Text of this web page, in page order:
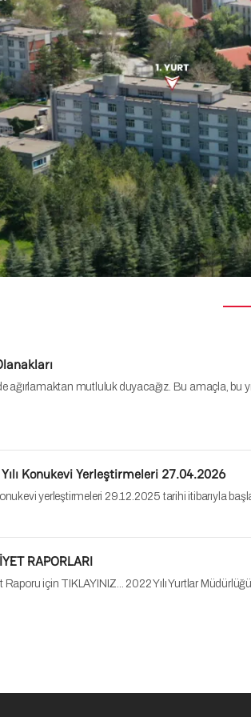
ağırlamaktan mutluluk duyacağız. Bu amaçla,
Konukevi Yerleştirmeleri 27.04.2026
yerleştirmeleri 29.12.2025 tarihi itibarıyla
RAPORLARI
Raporu için TIKLAYINIZ... 2022 Yılı Yurtlar